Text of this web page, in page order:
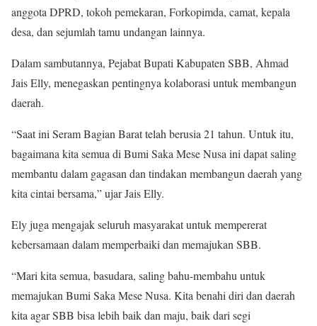
anggota DPRD, tokoh pemekaran, Forkopimda, camat, kepala
desa, dan sejumlah tamu undangan lainnya.
Dalam sambutannya, Pejabat Bupati Kabupaten SBB, Ahmad
Jais Elly, menegaskan pentingnya kolaborasi untuk membangun
daerah.
“Saat ini Seram Bagian Barat telah berusia 21 tahun. Untuk itu,
bagaimana kita semua di Bumi Saka Mese Nusa ini dapat saling
membantu dalam gagasan dan tindakan membangun daerah yang
kita cintai bersama,” ujar Jais Elly.
Ely juga mengajak seluruh masyarakat untuk mempererat
kebersamaan dalam memperbaiki dan memajukan SBB.
“Mari kita semua, basudara, saling bahu-membahu untuk
memajukan Bumi Saka Mese Nusa. Kita benahi diri dan daerah
kita agar SBB bisa lebih baik dan maju, baik dari segi